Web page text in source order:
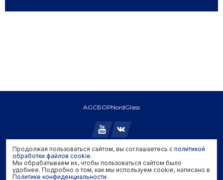
AGCБОРNordGlass
Copyright © 2026 AGC. All rights reserved.
Политика конфиденциальности
Политика обработки файлов cookie
Продолжая пользоваться сайтом, вы соглашаетесь с политикой
обработки файлов cookie.
Мы обрабатываем их, чтобы пользоваться сайтом было
удобнее. Подробно о том, как мы используем cookie, написано в
Политике конфиденциальности.